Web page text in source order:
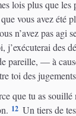
lois plus que
vous avez été
n’avez pas
des
pareille, — à
toi des
que tu as
12 Un tiers de